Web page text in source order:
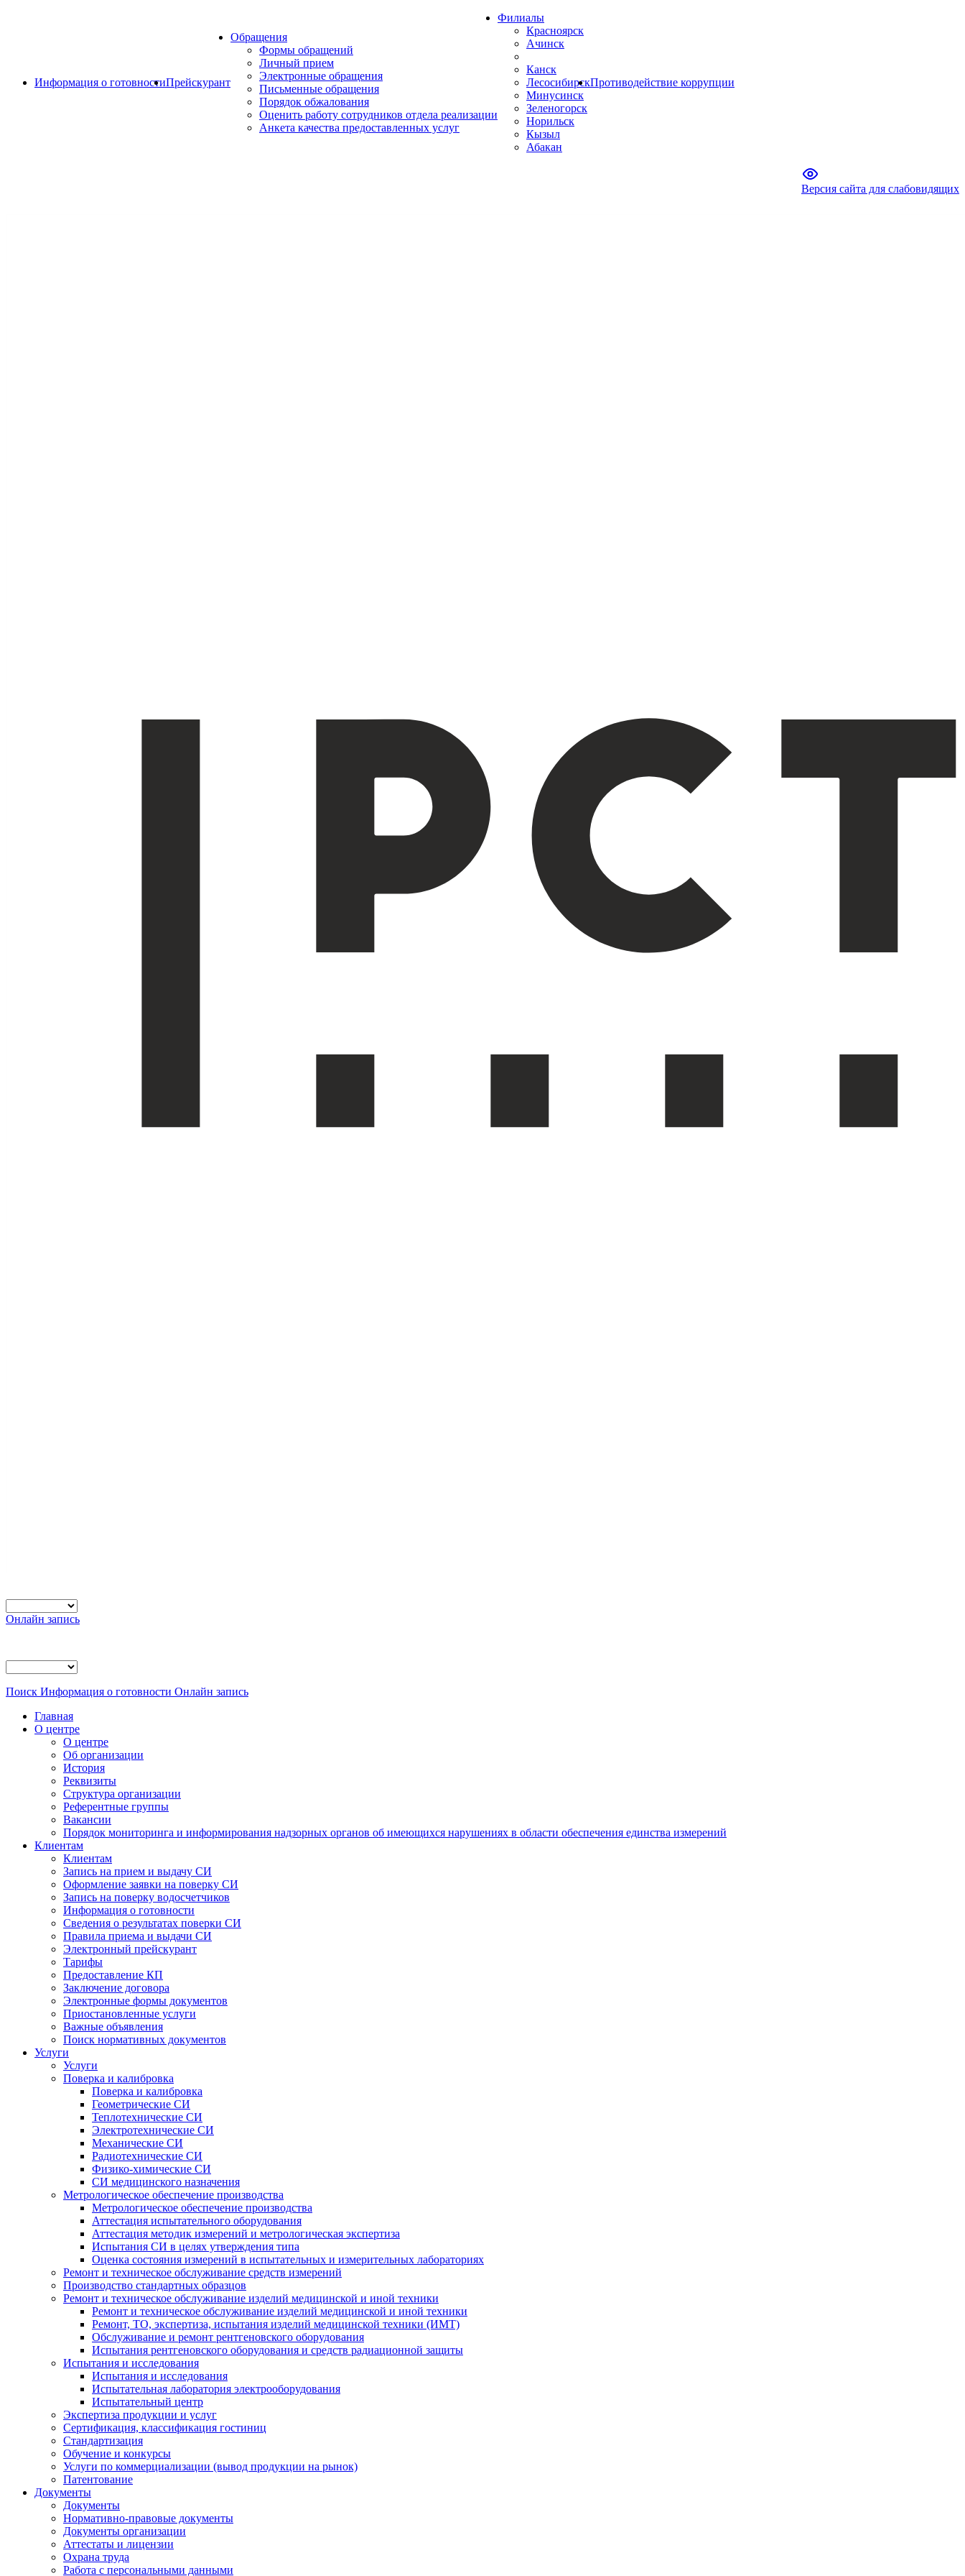
Информация о готовностиПрейскурант
Обращения
Формы обращений
Личный прием
Электронные обращения
Письменные обращения
Порядок обжалования
Оценить работу сотрудников отдела реализации
Анкета качества предоставленных услуг
Филиалы
Красноярск
Ачинск
Канск
Лесосибирск
Минусинск
Зеленогорск
Норильск
Кызыл
Абакан
Противодействие коррупции
Версия сайта для слабовидящих
Онлайн запись
Поиск Информация о готовности Онлайн запись
Главная
О центре
О центре
Об организации
История
Реквизиты
Структура организации
Референтные группы
Вакансии
Порядок мониторинга и информирования надзорных органов об имеющихся нарушениях в области обеспечения единства измерений
Клиентам
Клиентам
Запись на прием и выдачу СИ
Оформление заявки на поверку СИ
Запись на поверку водосчетчиков
Информация о готовности
Сведения о результатах поверки СИ
Правила приема и выдачи СИ
Электронный прейскурант
Тарифы
Предоставление КП
Заключение договора
Электронные формы документов
Приостановленные услуги
Важные объявления
Поиск нормативных документов
Услуги
Услуги
Поверка и калибровка
Поверка и калибровка
Геометрические СИ
Теплотехнические СИ
Электротехнические СИ
Механические СИ
Радиотехнические СИ
Физико-химические СИ
СИ медицинского назначения
Метрологическое обеспечение производства
Метрологическое обеспечение производства
Аттестация испытательного оборудования
Аттестация методик измерений и метрологическая экспертиза
Испытания СИ в целях утверждения типа
Оценка состояния измерений в испытательных и измерительных лабораториях
Ремонт и техническое обслуживание средств измерений
Производство стандартных образцов
Ремонт и техническое обслуживание изделий медицинской и иной техники
Ремонт и техническое обслуживание изделий медицинской и иной техники
Ремонт, ТО, экспертиза, испытания изделий медицинской техники (ИМТ)
Обслуживание и ремонт рентгеновского оборудования
Испытания рентгеновского оборудования и средств радиационной защиты
Испытания и исследования
Испытания и исследования
Испытательная лаборатория электрооборудования
Испытательный центр
Экспертиза продукции и услуг
Сертификация, классификация гостиниц
Стандартизация
Обучение и конкурсы
Услуги по коммерциализации (вывод продукции на рынок)
Патентование
Документы
Документы
Нормативно-правовые документы
Документы организации
Аттестаты и лицензии
Охрана труда
Работа с персональными данными